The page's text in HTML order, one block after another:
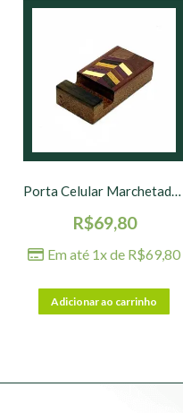
Porta Celular Marchetado M – 8 x 4 cm
R$69,80
Em até 1x de R$69,80
Adicionar ao carrinho